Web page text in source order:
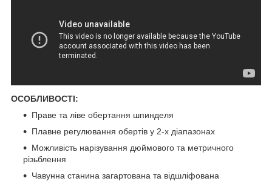
ОСОБЛИВОСТІ:
Праве та ліве обертання шпинделя
Плавне регулювання обертів у 2-х діапазонах
Можливість нарізування дюймового та метричного
різьблення
Чавунна станина загартована та відшліфована